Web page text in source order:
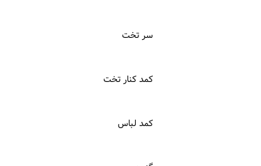
سر تخت
کمد کنار تخت
کمد لباس